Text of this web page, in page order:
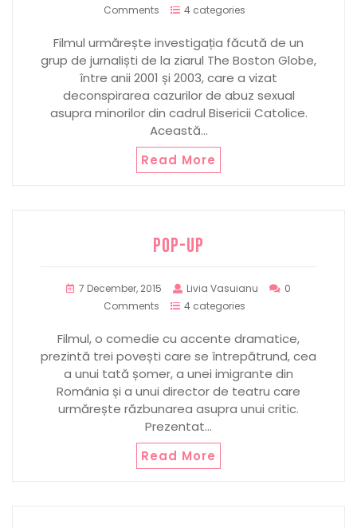
Comments
4 categories
Filmul urmărește investigația făcută de un
grup de jurnaliști de la ziarul The Boston Globe,
între anii 2001 și 2003, care a vizat
deconspirarea cazurilor de abuz sexual
asupra minorilor din cadrul Bisericii Catolice.
Această…
Read More
POP-UP
7 December, 2015 Livia Vasuianu
0
Comments
4 categories
Filmul, o comedie cu accente dramatice,
prezintă trei povești care se întrepătrund, cea
a unui tată șomer, a unei imigrante din
România și a unui director de teatru care
urmărește răzbunarea asupra unui critic.
Prezentat…
Read More